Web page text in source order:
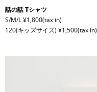
話の話 Tシャツ
S/M/L ¥1,800(tax in)
120(キッズサイズ) ¥1,500(tax in)